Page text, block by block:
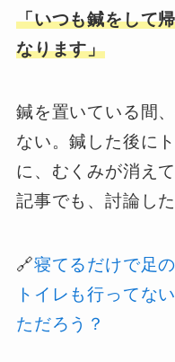
「いつも鍼をして
なります」
鍼を置いている間
ない。鍼した後に
に、むくみが消え
記事でも、討論し
🔗寝てるだけで足
トイレも行ってな
ただろう？